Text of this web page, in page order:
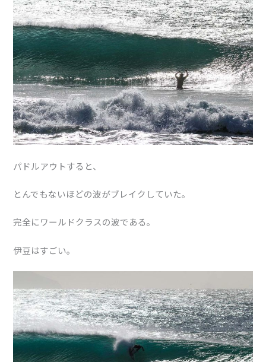
パドルアウトすると、
とんでもないほどの波がブレイクしていた。
完全にワールドクラスの波である。
伊豆はすごい。